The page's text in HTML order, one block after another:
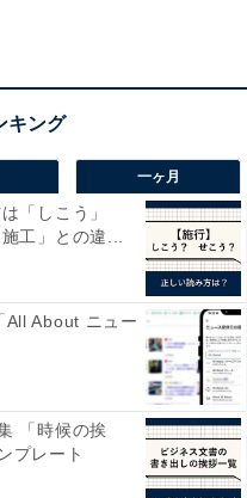
メルカリやメルペイでの
える「友達招待プログラ
以下2点が変更になりま
招待した人とされた人の
一ヶ月
「しこう」
工」との違...
About ニュー
「時候の挨
プレート